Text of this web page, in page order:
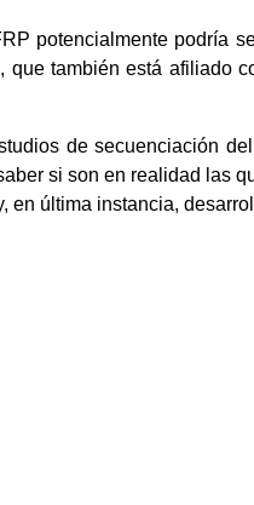
potencialmente podría
también está afiliado
de secuenciación
si son en realidad las
en última instancia,